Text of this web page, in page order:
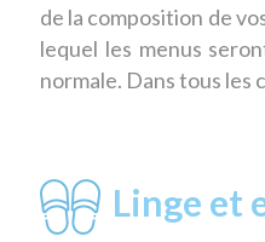
de la composition de
lequel les menus
normale. Dans tous les
Linge et